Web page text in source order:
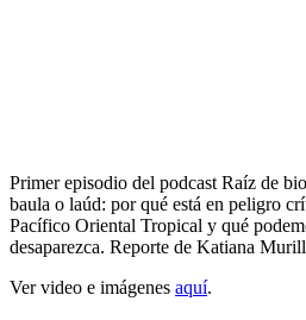
Primer episodio del podcast Raíz de
baula o laúd: por qué está en peligro
Pacífico Oriental Tropical y qué
desaparezca. Reporte de Katiana
Ver video e imágenes aquí.